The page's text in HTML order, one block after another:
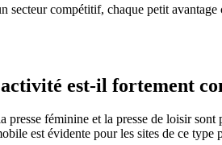
secteur compétitif, chaque petit
est-il fortement
presse féminine et la presse de loisir
est évidente pour les sites de ce